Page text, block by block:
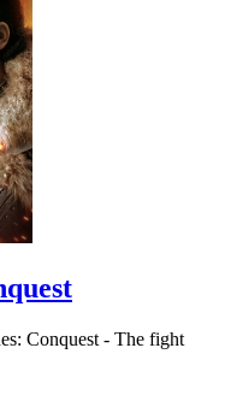
Conquest - The fight